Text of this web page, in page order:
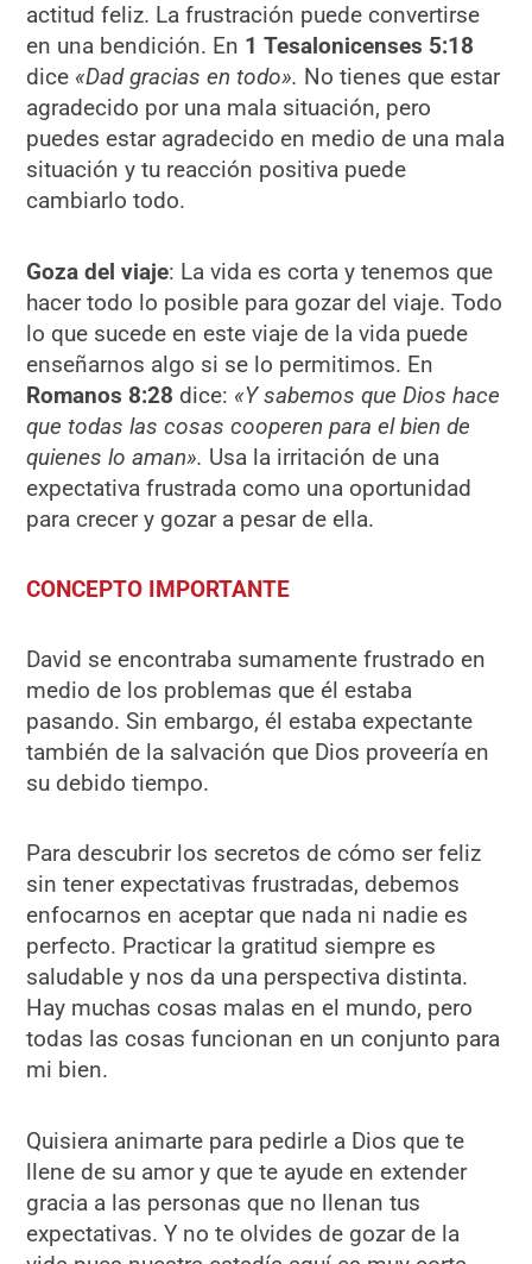
actitud feliz. La frustración puede convertirse
en una bendición. En 1 Tesalonicenses 5:18
dice «Dad gracias en todo». No tienes que estar
agradecido por una mala situación, pero
puedes estar agradecido en medio de una mala
situación y tu reacción positiva puede
cambiarlo todo.
Goza del viaje: La vida es corta y tenemos que
hacer todo lo posible para gozar del viaje. Todo
lo que sucede en este viaje de la vida puede
enseñarnos algo si se lo permitimos. En
Romanos 8:28 dice: «Y sabemos que Dios hace
que todas las cosas cooperen para el bien de
quienes lo aman». Usa la irritación de una
expectativa frustrada como una oportunidad
para crecer y gozar a pesar de ella.
CONCEPTO IMPORTANTE
David se encontraba sumamente frustrado en
medio de los problemas que él estaba
pasando. Sin embargo, él estaba expectante
también de la salvación que Dios proveería en
su debido tiempo.
Para descubrir los secretos de cómo ser feliz
sin tener expectativas frustradas, debemos
enfocarnos en aceptar que nada ni nadie es
perfecto. Practicar la gratitud siempre es
saludable y nos da una perspectiva distinta.
Hay muchas cosas malas en el mundo, pero
todas las cosas funcionan en un conjunto para
mi bien.
Quisiera animarte para pedirle a Dios que te
llene de su amor y que te ayude en extender
gracia a las personas que no llenan tus
expectativas. Y no te olvides de gozar de la